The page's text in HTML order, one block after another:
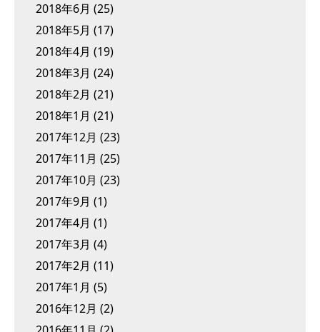
2018年6月 (25)
2018年5月 (17)
2018年4月 (19)
2018年3月 (24)
2018年2月 (21)
2018年1月 (21)
2017年12月 (23)
2017年11月 (25)
2017年10月 (23)
2017年9月 (1)
2017年4月 (1)
2017年3月 (4)
2017年2月 (11)
2017年1月 (5)
2016年12月 (2)